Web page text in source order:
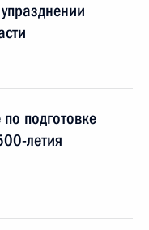
подготовке
летия